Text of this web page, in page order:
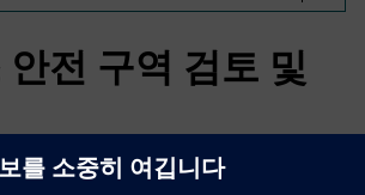
전 구역 검토 및
테스트하고 조정하는 것은 전통적으로